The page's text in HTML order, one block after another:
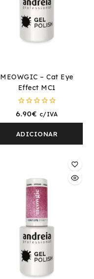
MEOWGIC – Cat Eye
Effect MC1
0
5
6.90€ c/IVA
ADICIONAR